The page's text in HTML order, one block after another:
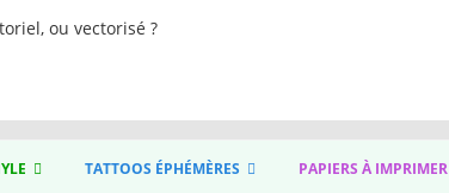
ou vectorisé ?
TATTOOS ÉPHÉMÈRES PAPIERS À IMPRIMER